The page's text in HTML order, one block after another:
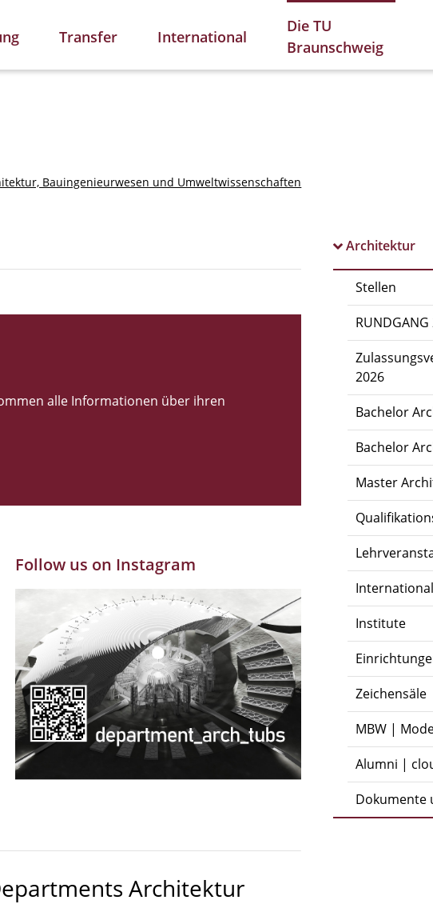
Transfer International
Die TU
Braunschweig
Bauingenieurwesen und Umweltwissenschaften
Architektur
Stellen
RUNDGANG
2026
Bachelor
Bachelor
Master
International
Institute
Zeichensäle
MBW |
Alumni |
Dokumente
alle Informationen über ihren
Follow us on Instagram
Architektur